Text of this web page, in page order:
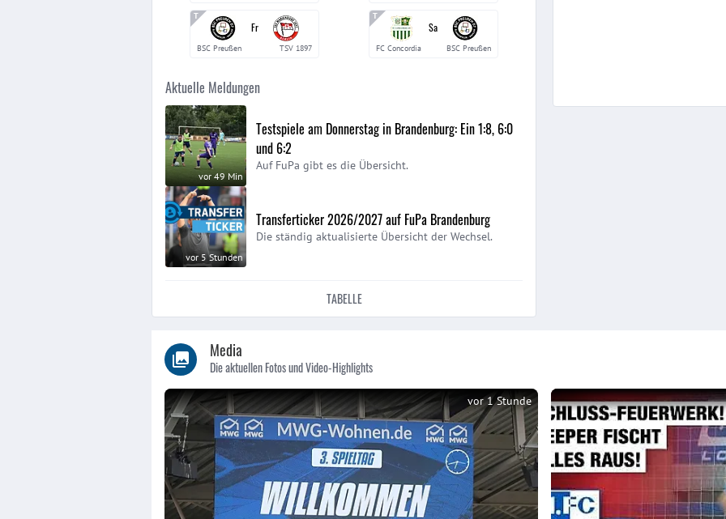
Fr
BSC Preußen TSV 1897
Sa
FC Concordia BSC Preußen
Aktuelle Meldungen
vor 49 Min
Testspiele am Donnerstag in Brandenburg: Ein 1:8, 6:0
und 6:2
Auf FuPa gibt es die Übersicht.
vor 5 Stunden
Transferticker 2026/2027 auf FuPa Brandenburg
Die ständig aktualisierte Übersicht der Wechsel.
TABELLE
Media
Die aktuellen Fotos und Video-Highlights
vor 1 Stunde